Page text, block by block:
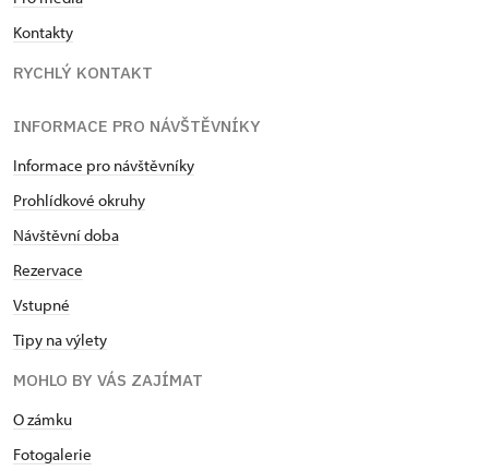
Kontakty
RYCHLÝ KONTAKT
INFORMACE PRO NÁVŠTĚVNÍKY
Informace pro návštěvníky
Prohlídkové okruhy
Návštěvní doba
Rezervace
Vstupné
Tipy na výlety
MOHLO BY VÁS ZAJÍMAT
O zámku
Fotogalerie